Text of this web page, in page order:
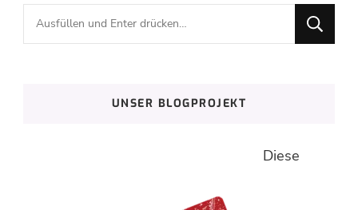
Suchst
du
UNSER BLOGPROJEKT
Diese